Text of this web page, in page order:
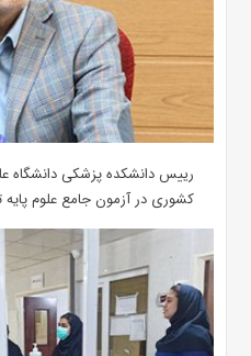
رییس دانشکده پزشکی دانشگاه
کشوری در آزمون جامع علوم